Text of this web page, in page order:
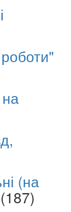
(на
(187)